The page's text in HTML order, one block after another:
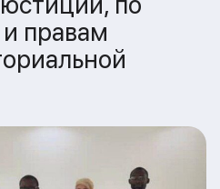
правам